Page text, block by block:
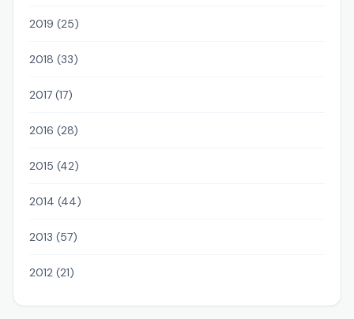
2019 (25)
2018 (33)
2017 (17)
2016 (28)
2015 (42)
2014 (44)
2013 (57)
2012 (21)